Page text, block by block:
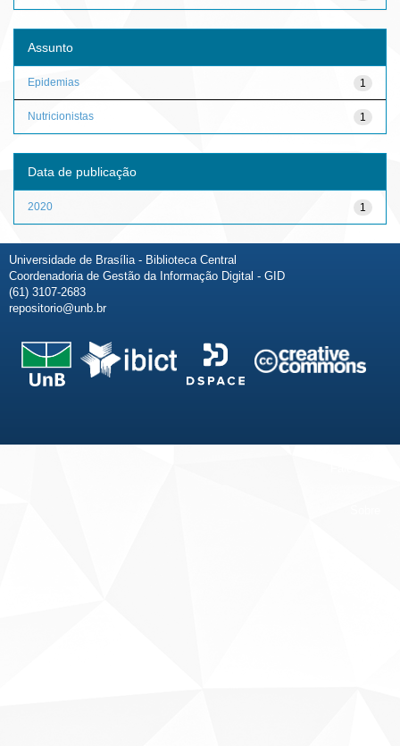
Assunto
1
Epidemias
1
Nutricionistas
Data de publicação
1
2020
Universidade de Brasília - Biblioteca Central
Coordenadoria de Gestão da Informação Digital - GID
(61) 3107-2683
repositorio@unb.br